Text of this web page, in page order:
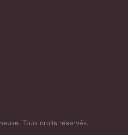
Tous droits réservés.